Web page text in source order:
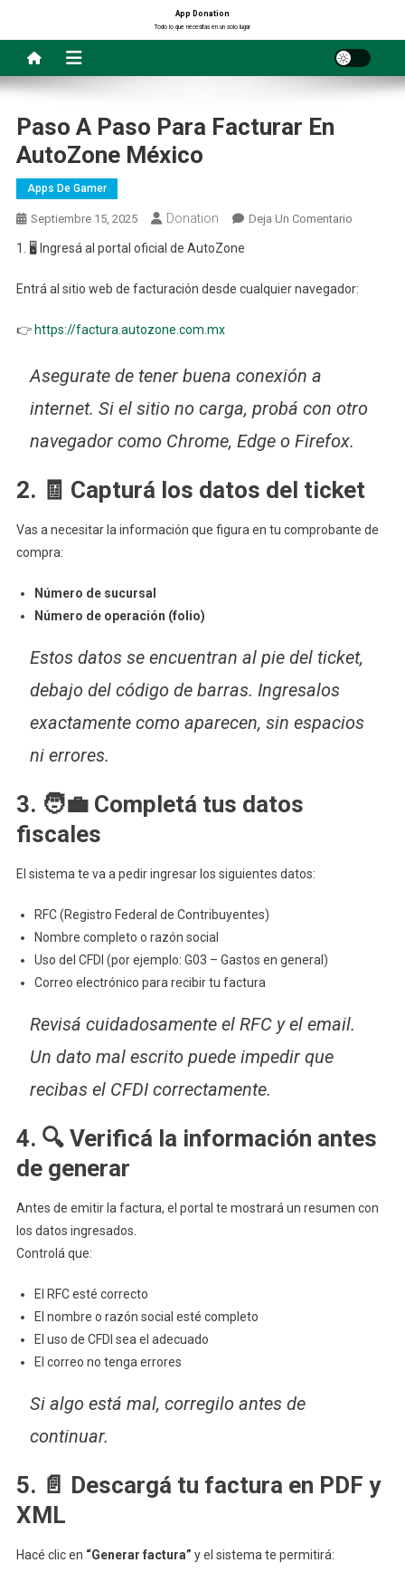
contenido
App Donation
Todo lo que necesitas en un solo lugar
Paso A Paso Para Facturar En
AutoZone México
Apps De Gamer
Septiembre 15, 2025 Donation Deja Un ComentarioEn
1. 🖥️ Ingresá al portal oficial de AutoZone
Entrá al sitio web de facturación desde cualquier navegador:
👉 https://factura.autozone.com.mx
Asegurate de tener buena conexión a
internet. Si el sitio no carga, probá con otro
navegador como Chrome, Edge o Firefox.
2. 🧾 Capturá los datos del ticket
Vas a necesitar la información que figura en tu comprobante de
compra:
Número de sucursal
Número de operación (folio)
Estos datos se encuentran al pie del ticket,
debajo del código de barras. Ingresalos
exactamente como aparecen, sin espacios
ni errores.
3. 🧑‍💼 Completá tus datos
fiscales
El sistema te va a pedir ingresar los siguientes datos:
RFC (Registro Federal de Contribuyentes)
Nombre completo o razón social
Uso del CFDI (por ejemplo: G03 – Gastos en general)
Correo electrónico para recibir tu factura
Revisá cuidadosamente el RFC y el email.
Un dato mal escrito puede impedir que
recibas el CFDI correctamente.
4. 🔍 Verificá la información antes
de generar
Antes de emitir la factura, el portal te mostrará un resumen con
los datos ingresados.
Controlá que:
El RFC esté correcto
El nombre o razón social esté completo
El uso de CFDI sea el adecuado
El correo no tenga errores
Si algo está mal, corregilo antes de
continuar.
5. 📄 Descargá tu factura en PDF y
XML
Hacé clic en “Generar factura” y el sistema te permitirá: